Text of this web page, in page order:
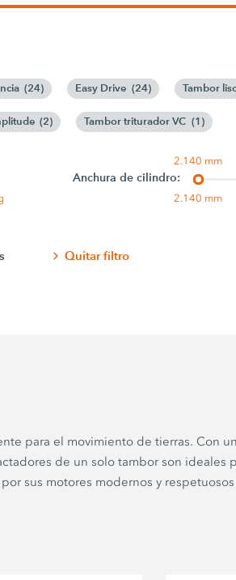
(24) Easy Drive (24) Tambor
(2) Tambor triturador VC (1)
Anchura de cilindro:
2.140 mm
2.140 mm
Quitar filtro
para el movimiento de tierras. Con
de un solo tambor son ideales
sus motores modernos y